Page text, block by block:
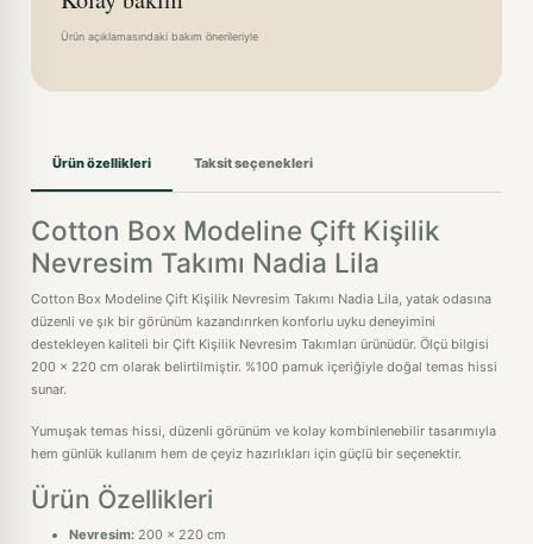
Ürün açıklamasındaki bakım önerileriyle
Ürün özellikleri Taksit seçenekleri
Cotton Box Modeline Çift Kişilik
Nevresim Takımı Nadia Lila
Cotton Box Modeline Çift Kişilik Nevresim Takımı Nadia Lila, yatak odasına
düzenli ve şık bir görünüm kazandırırken konforlu uyku deneyimini
destekleyen kaliteli bir Çift Kişilik Nevresim Takımları ürünüdür. Ölçü bilgisi
200 x 220 cm olarak belirtilmiştir. %100 pamuk içeriğiyle doğal temas hissi
sunar.
Yumuşak temas hissi, düzenli görünüm ve kolay kombinlenebilir tasarımıyla
hem günlük kullanım hem de çeyiz hazırlıkları için güçlü bir seçenektir.
Ürün Özellikleri
Nevresim: 200 x 220 cm